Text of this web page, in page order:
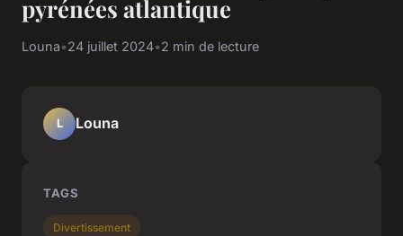
pyrénées atlantique
Louna•24 juillet 2024•2 min de lecture
L Louna
TAGS
Divertissement